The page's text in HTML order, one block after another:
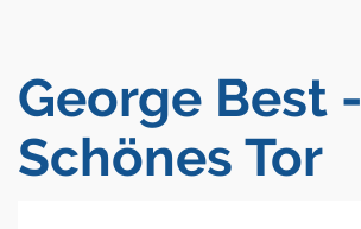
George Best -
Schönes Tor